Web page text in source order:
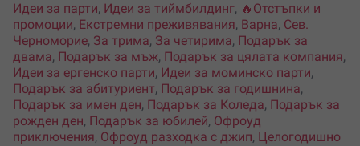
Идеи за парти, Идеи за тиймбилдинг, 🔥Отстъпки и
промоции, Екстремни преживявания, Варна, Сев.
Черноморие, За трима, За четирима, Подарък за
двама, Подарък за мъж, Подарък за цялата компания,
Идеи за ергенско парти, Идеи за моминско парти,
Подарък за абитуриент, Подарък за годишнина,
Подарък за имен ден, Подарък за Коледа, Подарък за
рожден ден, Подарък за юбилей, Офроуд
приключения, Офроуд разходка с джип, Целогодишно